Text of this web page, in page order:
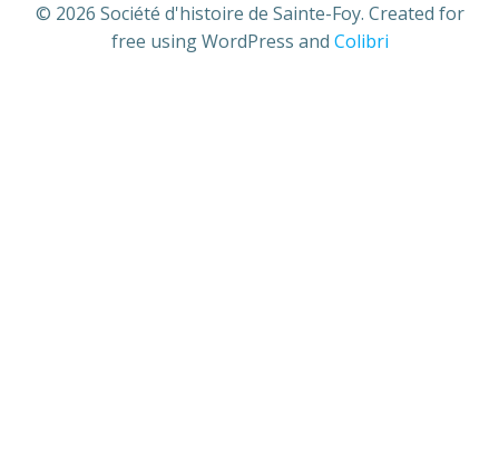
© 2026 Société d'histoire de Sainte-Foy. Created for
free using WordPress and Colibri